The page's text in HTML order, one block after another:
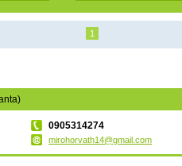
1
0905314274
mirohorvath14@gmail.com